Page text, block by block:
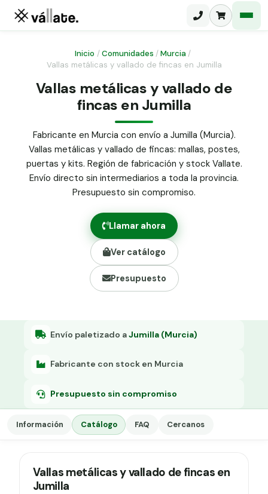
Malla ganadera
Malla simple torsión
Malla triple torsión
Panel malla H.
Puerta abatible dos hojas
Puerta acceso peatonal
Poste malla Hércules
Poste malla simple torsión
Alambre de espino galvanizado
Alambre liso galvanizado
Malla ocultación 70 g/m² verde
Abrazadera PVC malla H.
Grapa malla H.
Inicio /Comunidades /Murcia /
Vallas metálicas y vallado de fincas en Jumilla
Vallas metálicas y vallado de
fincas en Jumilla
Fabricante en Murcia con envío a Jumilla (Murcia).
Vallas metálicas y vallado de fincas: mallas, postes,
puertas y kits. Región de fabricación y stock Vallate.
Envío directo sin intermediarios a toda la provincia.
Presupuesto sin compromiso.
Llamar ahora
Ver catálogo
Presupuesto
Envío paletizado aJumilla (Murcia)
Fabricante con stock en Murcia
Presupuesto sin compromiso
Información Catálogo FAQ Cercanos
Vallas metálicas y vallado de fincas en
Jumilla